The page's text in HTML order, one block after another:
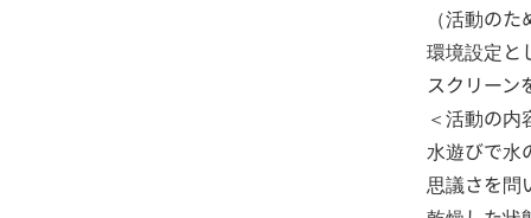
（活動の
環境設定と
スクリーン
＜活動の内
水遊びで水
思議さを問